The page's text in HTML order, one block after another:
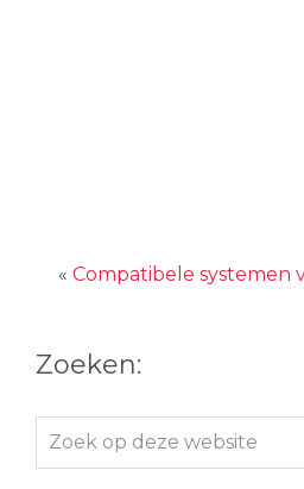
« Compatibele systemen
Zoeken:
Zoek
op